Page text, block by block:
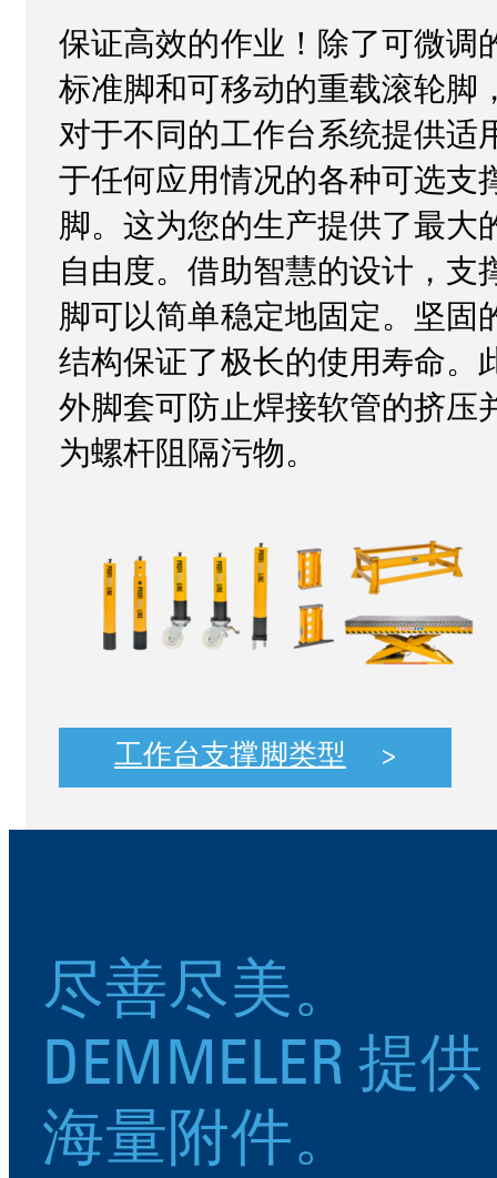
保证高效的作业！除了可微调
标准脚和可移动的重载滚轮脚
对于不同的工作台系统提供适
于任何应用情况的各种可选支
脚。这为您的生产提供了最大
自由度。借助智慧的设计，支
脚可以简单稳定地固定。坚固
结构保证了极长的使用寿命。
外脚套可防止焊接软管的挤压
为螺杆阻隔污物。
工作台支撑脚类型
尽善尽美。
DEMMELER 提供
海量附件。